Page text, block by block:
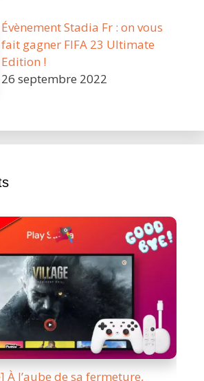
Évènement Stadia Fr : on vous
fait gagner FIFA 23 Ultimate
Edition !
26 septembre 2022
À l’aube de sa fermeture,